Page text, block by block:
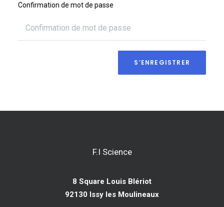
Confirmation de mot de passe
S’ENREGISTRER
F.I Science
8 Square Louis Blériot
92130 Issy les Moulineaux